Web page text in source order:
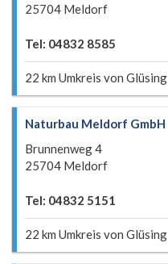
25704 Meldorf
Tel: 04832 8585
22 km Umkreis von Glüsing
Naturbau Meldorf GmbH
Brunnenweg 4
25704 Meldorf
Tel: 04832 5151
22 km Umkreis von Glüsing